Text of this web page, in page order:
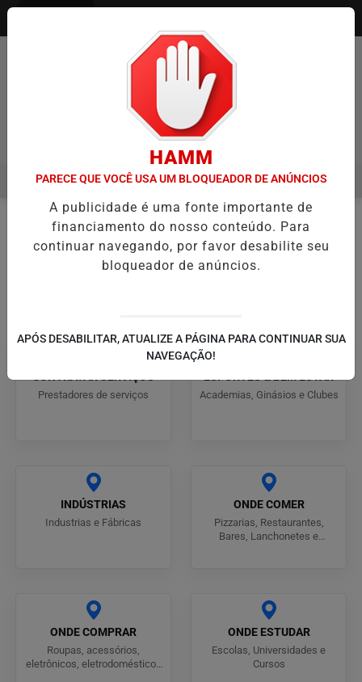
Pesquisar Notícia
ESTREIA NO CAMPEONATO PAULISTA MASCULINO DA
EM ALTA
MENU
/GUIA COMERCIAL
CONTRATAR SERVIÇOS
Prestadores de serviços
ESPORTES & BEM ESTAR
Academias, Ginásios e Clubes
INDÚSTRIAS
Industrias e Fábricas
ONDE COMER
Pizzarias, Restaurantes,
Bares, Lanchonetes e
ONDE COMPRAR
Roupas, acessórios,
eletrônicos, eletrodomésticos
ONDE ESTUDAR
Escolas, Universidades e
Cursos
HAMM
PARECE QUE VOCÊ USA UM BLOQUEADOR DE ANÚNCIOS
A publicidade é uma fonte importante de
financiamento do nosso conteúdo. Para
continuar navegando, por favor desabilite seu
bloqueador de anúncios.
APÓS DESABILITAR, ATUALIZE A PÁGINA PARA CONTINUAR SUA
NAVEGAÇÃO!